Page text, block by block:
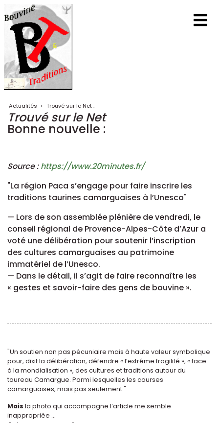
Actualités > Trouvé sur le Net :
Trouvé sur le Net
Bonne nouvelle :
Source :https://www.20minutes.fr/
"La région Paca s’engage pour faire inscrire les
traditions taurines camarguaises à l’Unesco"
— Lors de son assemblée plénière de vendredi, le
conseil régional de Provence-Alpes-Côte d’Azur a
voté une délibération pour soutenir l’inscription
des cultures camarguaises au patrimoine
immatériel de l’Unesco.
— Dans le détail, il s’agit de faire reconnaître les
« gestes et savoir-faire des gens de bouvine ».
"Un soutien non pas pécuniaire mais à haute valeur symbolique
pour, dixit la délibération, défendre « l’extrême fragilité », « face
à la mondialisation », des cultures et traditions autour du
taureau Camargue. Parmi lesquelles les courses
camarguaises, mais pas seulement."
Mais la photo qui accompagne l’article me semble
inappropriée ...